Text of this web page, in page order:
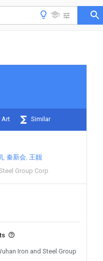
Art Similar
秦新会 王靓
Group Corp
Iron and Steel Group